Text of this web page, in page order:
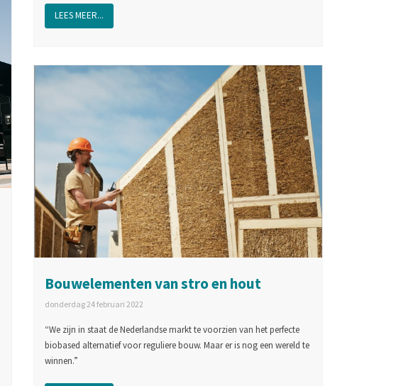
LEES MEER...
Bouwelementen van stro en hout
donderdag 24 februari 2022
“We zijn in staat de Nederlandse markt te voorzien van het perfecte
biobased alternatief voor reguliere bouw. Maar er is nog een wereld te
winnen.”